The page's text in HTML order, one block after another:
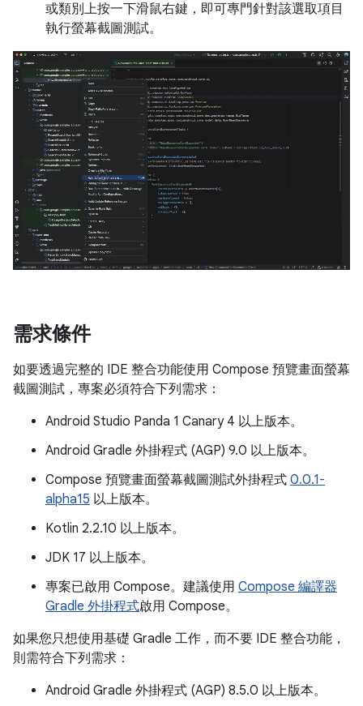
或類別上按一下滑鼠右鍵，即可專門針對該選取項目
執行螢幕截圖測試。
需求條件
如要透過完整的 IDE 整合功能使用 Compose 預覽畫面螢幕
截圖測試，專案必須符合下列需求：
Android Studio Panda 1 Canary 4 以上版本。
Android Gradle 外掛程式 (AGP) 9.0 以上版本。
Compose 預覽畫面螢幕截圖測試外掛程式 0.0.1-
alpha15 以上版本。
Kotlin 2.2.10 以上版本。
JDK 17 以上版本。
專案已啟用 Compose。建議使用 Compose 編譯器
Gradle 外掛程式啟用 Compose。
如果您只想使用基礎 Gradle 工作，而不要 IDE 整合功能，
則需符合下列需求：
Android Gradle 外掛程式 (AGP) 8.5.0 以上版本。